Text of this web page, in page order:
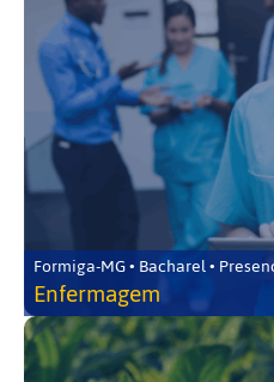
Formiga-MG • Bacharel •
Enfermagem